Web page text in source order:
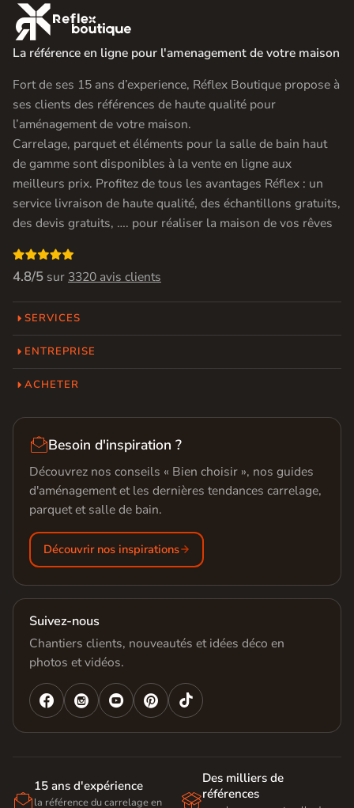

La référence en ligne pour l'amenagement de votre maison
Fort de ses 15 ans d’experience, Réflex Boutique propose à
ses clients des références de haute qualité pour
l’aménagement de votre maison.
Carrelage, parquet et éléments pour la salle de bain haut
de gamme sont disponibles à la vente en ligne aux
meilleurs prix. Profitez de tous les avantages Réflex : un
service livraison de haute qualité, des échantillons gratuits,
des devis gratuits, …. pour réaliser la maison de vos rêves

4.8/5 sur 3320 avis clients
SERVICES
ENTREPRISE
ACHETER
Besoin d'inspiration ?
Découvrez nos conseils « Bien choisir », nos guides
d'aménagement et les dernières tendances carrelage,
parquet et salle de bain.
Découvrir nos inspirations
Suivez-nous
Chantiers clients, nouveautés et idées déco en
photos et vidéos.
   

15 ans d'expérience
la référence du carrelage en 
Des milliers de
références